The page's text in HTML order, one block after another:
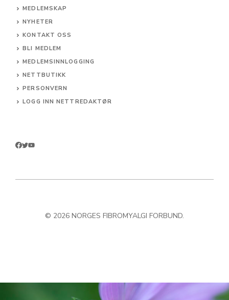
MEDLEMSKAP
NYHETER
KONTAKT OSS
BLI MEDLEM
MEDLEMSINNLOGGING
NETTBUTIKK
PERSONVERN
LOGG INN NETTREDAKTØR
© 2026 NORGES FIBROMYALGI FORBUND.